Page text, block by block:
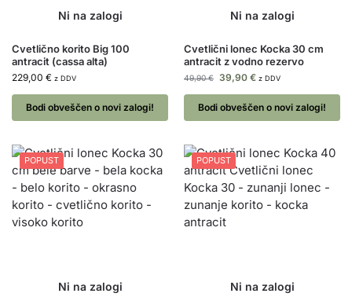
Cvetlično korito Big 100
antracit (cassa alta)
229,00 € z DDV
Bodi obveščen o novi zalogi!
Cvetlični lonec Kocka 30 cm
antracit z vodno rezervo
49,90€ 39,90 € z DDV
Bodi obveščen o novi zalogi!
POPUST POPUST